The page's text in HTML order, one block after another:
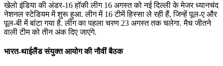
खेलो इंडिया की अंडर-16 हॉकी लीग 16 अगस्त को नई दिल्‍ली के मेजर ध्‍यानचंद
नेशनल स्‍टेडियम में शुरू हुआ. लीग में 16 टीमें हिस्‍सा ले रही हैं, जिन्‍हें पूल-ए और
पूल-बी में बांटा गया है. लीग का पहला चरण 23 अगस्‍त तक चलेगा. मैच जीतने
वाली टीम को तीन अंक दिए जाएंगे.
भारत-थाईलैंड संयुक्त आयोग की नौवीं बैठक